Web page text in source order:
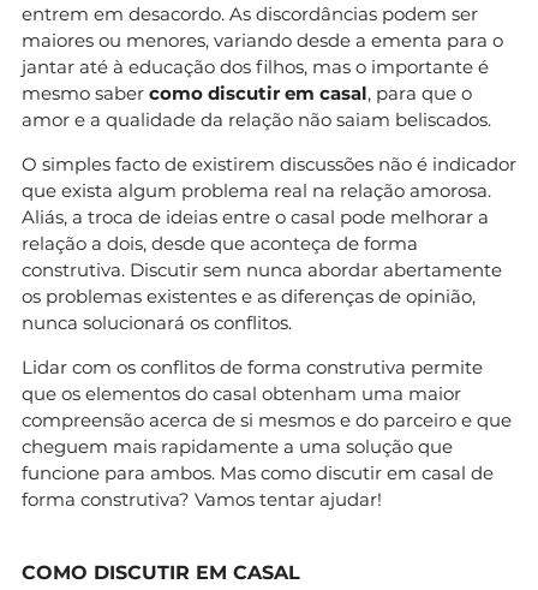
entrem em desacordo. As discordâncias podem ser
maiores ou menores, variando desde a ementa para o
jantar até à educação dos filhos, mas o importante é
mesmo saber como discutir em casal, para que o
amor e a qualidade da relação não saiam beliscados.
O simples facto de existirem discussões não é indicador
que exista algum problema real na relação amorosa.
Aliás, a troca de ideias entre o casal pode melhorar a
relação a dois, desde que aconteça de forma
construtiva. Discutir sem nunca abordar abertamente
os problemas existentes e as diferenças de opinião,
nunca solucionará os conflitos.
Lidar com os conflitos de forma construtiva permite
que os elementos do casal obtenham uma maior
compreensão acerca de si mesmos e do parceiro e que
cheguem mais rapidamente a uma solução que
funcione para ambos. Mas como discutir em casal de
forma construtiva? Vamos tentar ajudar!
COMO DISCUTIR EM CASAL